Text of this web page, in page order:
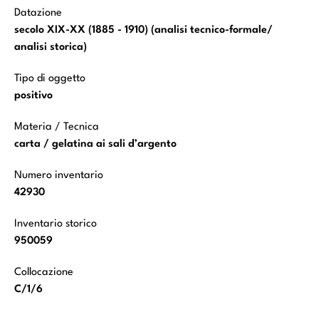
Datazione
secolo XIX-XX (1885 - 1910) (analisi tecnico-formale/
analisi storica)
Tipo di oggetto
positivo
Materia / Tecnica
carta / gelatina ai sali d’argento
Numero inventario
42930
Inventario storico
950059
Collocazione
C/1/6